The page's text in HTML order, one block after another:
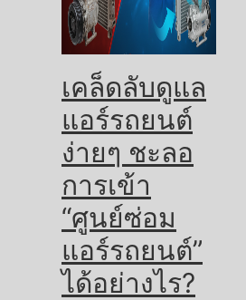
เคล็ดลับดูแล
แอร์รถยนต์
ง่ายๆ ชะลอ
การเข้า
“ศูนย์ซ่อม
แอร์รถยนต์”
ได้อย่างไร?